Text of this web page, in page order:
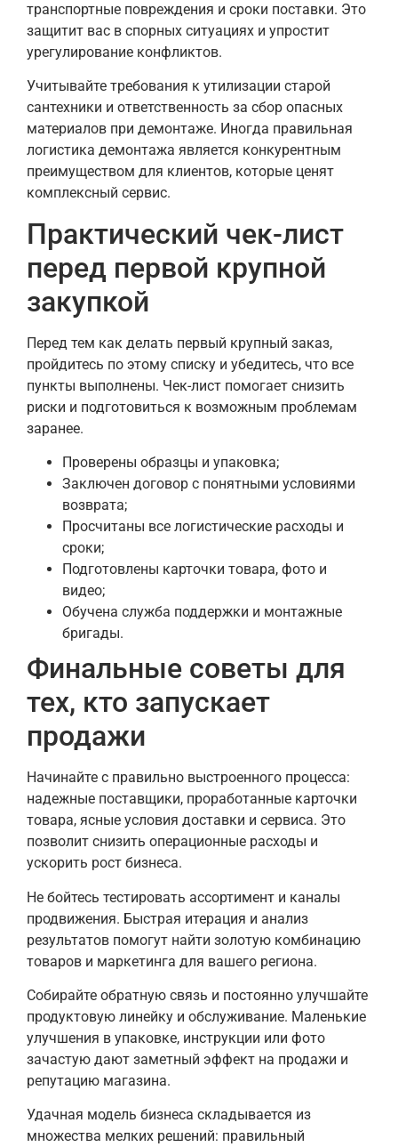
транспортные повреждения и сроки поставки. Это
защитит вас в спорных ситуациях и упростит
урегулирование конфликтов.
Учитывайте требования к утилизации старой
сантехники и ответственность за сбор опасных
материалов при демонтаже. Иногда правильная
логистика демонтажа является конкурентным
преимуществом для клиентов, которые ценят
комплексный сервис.
Практический чек-лист
перед первой крупной
закупкой
Перед тем как делать первый крупный заказ,
пройдитесь по этому списку и убедитесь, что все
пункты выполнены. Чек-лист помогает снизить
риски и подготовиться к возможным проблемам
заранее.
Проверены образцы и упаковка;
Заключен договор с понятными условиями
возврата;
Просчитаны все логистические расходы и
сроки;
Подготовлены карточки товара, фото и
видео;
Обучена служба поддержки и монтажные
бригады.
Финальные советы для
тех, кто запускает
продажи
Начинайте с правильно выстроенного процесса:
надежные поставщики, проработанные карточки
товара, ясные условия доставки и сервиса. Это
позволит снизить операционные расходы и
ускорить рост бизнеса.
Не бойтесь тестировать ассортимент и каналы
продвижения. Быстрая итерация и анализ
результатов помогут найти золотую комбинацию
товаров и маркетинга для вашего региона.
Собирайте обратную связь и постоянно улучшайте
продуктовую линейку и обслуживание. Маленькие
улучшения в упаковке, инструкции или фото
зачастую дают заметный эффект на продажи и
репутацию магазина.
Удачная модель бизнеса складывается из
множества мелких решений: правильный